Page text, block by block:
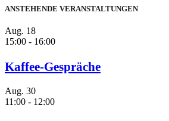
ANSTEHENDE VERANSTALTUNGEN
Aug. 18
15:00 - 16:00
Kaffee-Gespräche
Aug. 30
11:00 - 12:00